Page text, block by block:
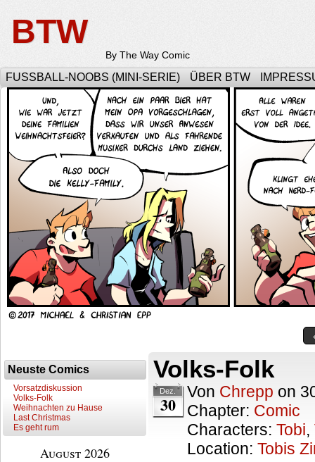
BTW
By The Way Comic
FUSSBALL-NOOBS (MINI-SERIE) ÜBER BTW
Neuste Comics
Vorsatzdiskussion
Volks-Folk
Weihnachten zu Hause
Last Christmas
Es geht rum
August 2026
Volks-Folk
Dez.
30
Von Chrepp on
Chapter: Comic
Characters: Tobi,
Location: Tobis